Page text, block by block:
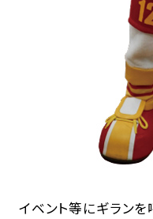
イベント等にギラン